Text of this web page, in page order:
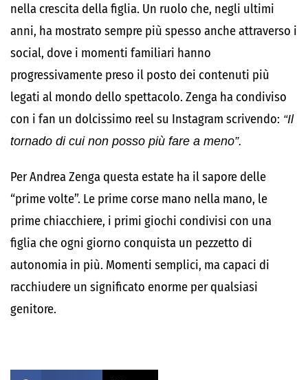
nella crescita della figlia. Un ruolo che, negli ultimi
anni, ha mostrato sempre più spesso anche attraverso i
social, dove i momenti familiari hanno
progressivamente preso il posto dei contenuti più
legati al mondo dello spettacolo. Zenga ha condiviso
con i fan un dolcissimo reel su Instagram scrivendo: “Il
tornado di cui non posso più fare a meno”.
Per Andrea Zenga questa estate ha il sapore delle
“prime volte”. Le prime corse mano nella mano, le
prime chiacchiere, i primi giochi condivisi con una
figlia che ogni giorno conquista un pezzetto di
autonomia in più. Momenti semplici, ma capaci di
racchiudere un significato enorme per qualsiasi
genitore.